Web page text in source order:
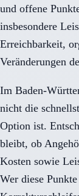
und offene
insbesondere
Erreichbarkeit,
Veränderungen
Im Baden-
nicht die
Option ist.
bleibt, ob
Kosten sowie
Wer diese